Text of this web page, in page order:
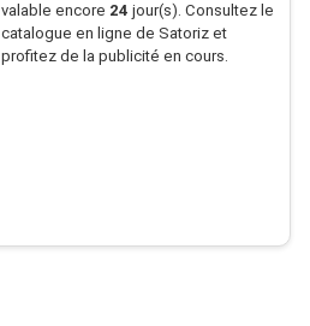
valable encore 24 jour(s). Consultez le
catalogue en ligne de Satoriz et
profitez de la publicité en cours.